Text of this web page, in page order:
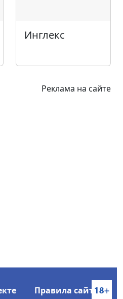
Инглекс
Реклама на сайте
Правила сайта